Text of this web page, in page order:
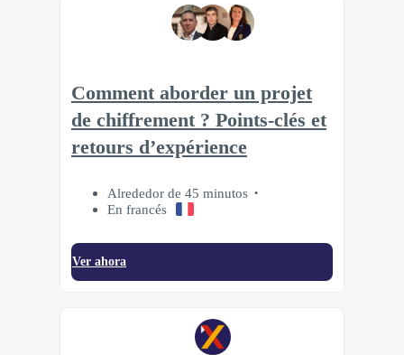
Comment aborder un projet
de chiffrement ? Points-clés et
retours d’expérience
Alrededor de 45 minutos
En francés
Ver ahora